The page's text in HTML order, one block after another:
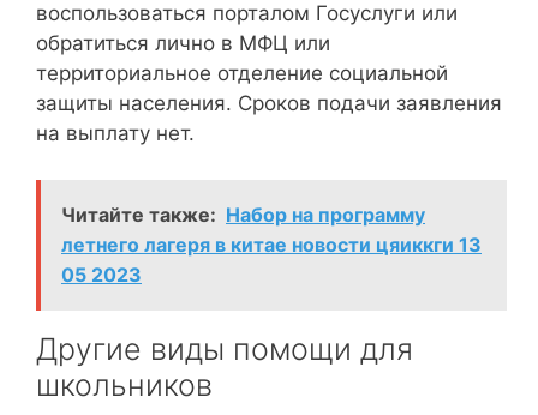
воспользоваться порталом Госуслуги или
обратиться лично в МФЦ или
территориальное отделение социальной
защиты населения. Сроков подачи заявления
на выплату нет.
Читайте также: Набор на программу
летнего лагеря в китае новости цяиккги 13
05 2023
Другие виды помощи для
школьников